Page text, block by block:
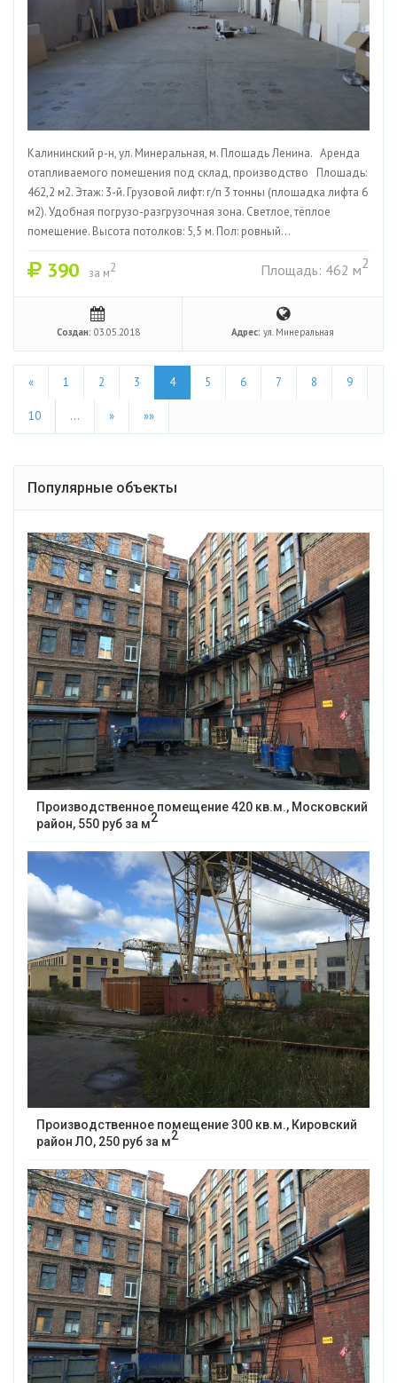
Калининский р-н, ул. Минеральная, м. Площадь Ленина. Аренда
отапливаемого помещения под склад, производство Площадь:
462,2 м2. Этаж: 3-й. Грузовой лифт: г/п 3 тонны (площадка лифта 6
м2). Удобная погрузо-разгрузочная зона. Светлое, тёплое
помещение. Высота потолков: 5,5 м. Пол: ровный...
390 за м2 Площадь: 462 м2
Создан: 03.05.2018 Адрес: ул. Минеральная
« 1 2 3 4 5 6 7 8 9
10 … » »»
Популярные объекты
Производственное помещение 420 кв.м., Московский
район, 550 руб за м2
Производственное помещение 300 кв.м., Кировский
район ЛО, 250 руб за м2